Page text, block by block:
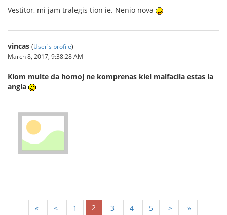
Vestitor, mi jam tralegis tion ie. Nenio nova
vincas (User's profile)
March 8, 2017, 9:38:28 AM
Kiom multe da homoj ne komprenas kiel malfacila estas la
angla
« < 1 2 3 4 5 > »